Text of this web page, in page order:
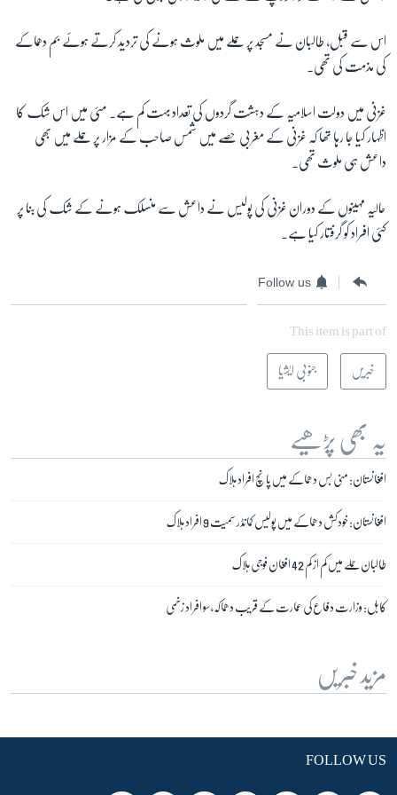
زبان
اس سے قبل، طالبان نے مسجد پر حملے میں ملوث ہونے کی تردید کرتے ہوئے بم دھماکے
کی مذمت کی تھی۔
غزنی میں دولت اسلامیہ کے دہشت گردوں کی تعداد بہت کم ہے۔ مئی میں اس شک کا
اظہار کیا جا رہا تھا کہ غزنی کے مغربی حصے میں شمس صاحب کے مزار پر حملے میں بھی
داعش ہی ملوث تھی۔
حالیہ مہینوں کے دوران غزنی کی پولیس نے داعش سے منسلک ہونے کے شک کی بنا پر
کئی افراد کو گرفتار کیا ہے۔
Follow us
This item is part of
خبریں جنوبی ایشیا
یہ بھی پڑھیے
افغانستان: منی بس دھماکے میں پانچ افراد ہلاک
افغانستان: خودکش دھماکے میں پولیس کمانڈر سمیت 9 افراد ہلاک
طالبان حملے میں کم از کم 42 افغان فوجی ہلاک
کابل: وزارت دفاع کی عمارت کے قریب دھماکہ، سو افراد زخمی
مزید خبریں
FOLLOW US